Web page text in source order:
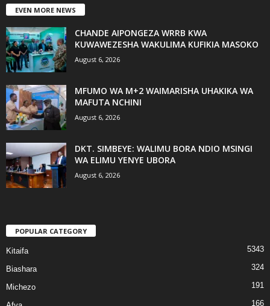
EVEN MORE NEWS
CHANDE AIPONGEZA WRRB KWA
KUWAWEZESHA WAKULIMA KUFIKIA MASOKO
August 6, 2026
MFUMO WA M+2 WAIMARISHA UHAKIKA WA
MAFUTA NCHINI
August 6, 2026
DKT. SIMBEYE: WALIMU BORA NDIO MSINGI
WA ELIMU YENYE UBORA
August 6, 2026
POPULAR CATEGORY
Kitaifa 5343
Biashara 324
Michezo 191
166